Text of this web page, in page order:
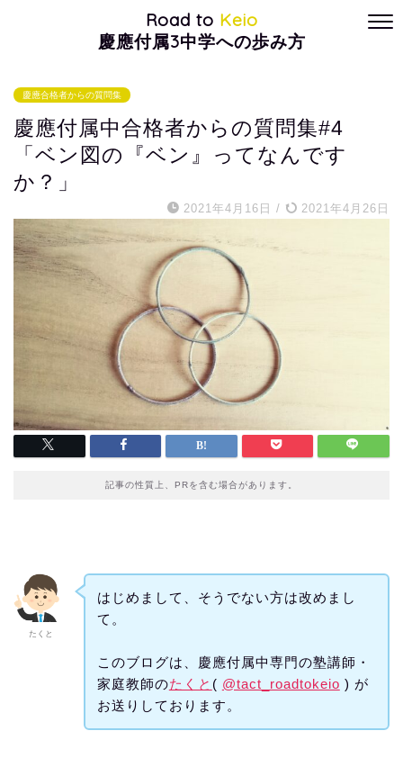
Road to Keio
慶應付属3中学への歩み方
慶應合格者からの質問集
慶應付属中合格者からの質問集#4
「ベン図の『ベン』ってなんです
か？」
2021年4月16日 / 2021年4月26日
記事の性質上、PRを含む場合があります。
たくと
はじめまして、そうでない方は改めまし
て。
このブログは、慶應付属中専門の塾講師・
家庭教師のたくと ( @tact_roadtokeio ) が
お送りしております。